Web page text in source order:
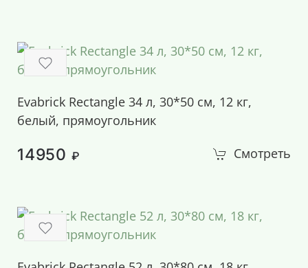
Evabrick Rectangle 34 л, 30*50 см, 12 кг,
белый, прямоугольник
14950 ₽ Смотреть